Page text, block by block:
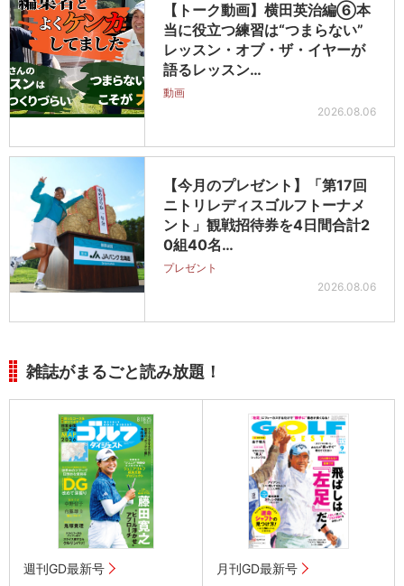
【トーク動画】横田英治編⑥本
当に役立つ練習は“つまらない”
レッスン・オブ・ザ・イヤーが
語るレッスン…
動画
2026.08.06
【今月のプレゼント】「第17回
ニトリレディスゴルフトーナメ
ント」観戦招待券を4日間合計2
0組40名…
プレゼント
2026.08.06
雑誌がまるごと読み放題！
週刊GD最新号 月刊GD最新号